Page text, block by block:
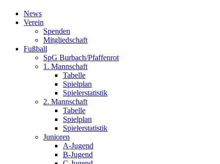
News
Verein
Spenden
Mitgliedschaft
Fußball
SpG Burbach/Pfaffenrot
1. Mannschaft
Tabelle
Spielplan
Spielerstatistik
2. Mannschaft
Tabelle
Spielplan
Spielerstatistik
Junioren
A-Jugend
B-Jugend